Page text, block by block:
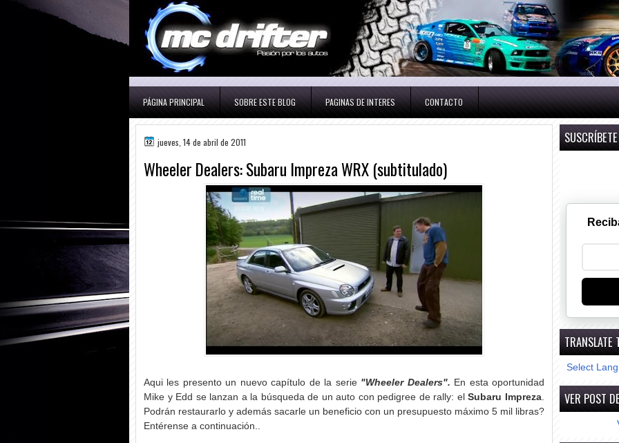
PÁGINA PRINCIPAL SOBRE ESTE BLOG PAGINAS DE INTERES CONTACTO
jueves, 14 de abril de 2011
Wheeler Dealers: Subaru Impreza WRX (subtitulado)
Aqui les presento un nuevo capítulo de la serie "Wheeler Dealers". En esta oportunidad
Mike y Edd se lanzan a la búsqueda de un auto con pedigree de rally: elSubaru Impreza
Podrán restaurarlo y además sacarle un beneficio con un presupuesto máximo 5 mil libras?
Entérense a continuación..
TRANSLATE
Select
VER POST